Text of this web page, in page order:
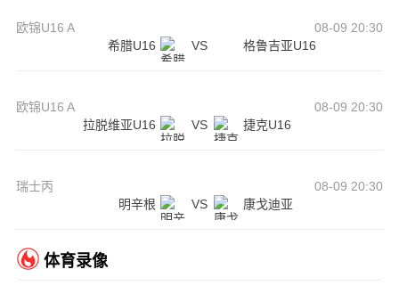
欧锦U16 A
08-09 20:30
希腊U16
VS 格鲁吉亚U16
欧锦U16 A
08-09 20:30
拉脱维亚U16
VS 捷克U16
瑞士丙
08-09 20:30
明辛根
VS 康戈迪亚
体育录像